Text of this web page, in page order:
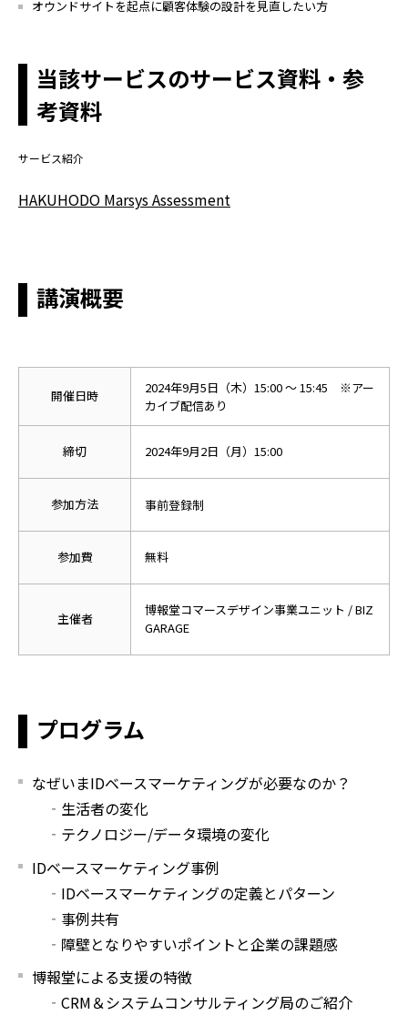
オウンドサイトを起点に顧客体験の設計を見直したい方
当該サービスのサービス資料・参
考資料
サービス紹介
HAKUHODO Marsys Assessment
講演概要
開催日時 2024年9月5日（木）15:00 ～ 15:45
※アー
カイブ配信あり
締切 2024年9月2日（月）15:00
参加方法 事前登録制
参加費 無料
主催者
博報堂コマースデザイン事業ユニット / BIZ
GARAGE
プログラム
なぜいまIDベースマーケティングが必要なのか？
‐生活者の変化
‐テクノロジー/データ環境の変化
IDベースマーケティング事例
‐IDベースマーケティングの定義とパターン
‐事例共有
‐障壁となりやすいポイントと企業の課題感
博報堂による支援の特徴
‐CRM＆システムコンサルティング局のご紹介